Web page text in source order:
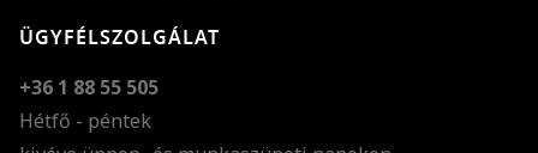
ÜGYFÉLSZOLGÁLAT
+36 1 88 55 505
Hétfő - péntek